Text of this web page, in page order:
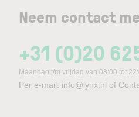
Neem contact
+31 (0)20
Maandag t/m vrijdag van 08:00 tot
Per e-mail: info@lynx.nl of